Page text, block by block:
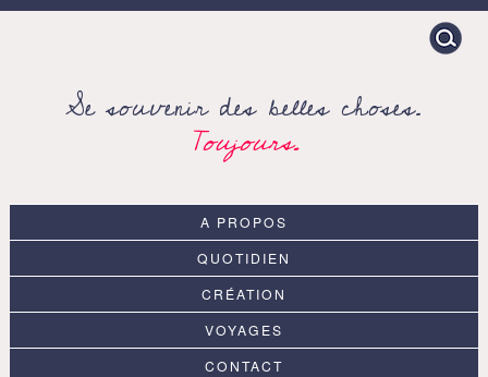
Search
for:
Se souvenir des belles choses.
Toujours.
A PROPOS
QUOTIDIEN
CRÉATION
VOYAGES
CONTACT